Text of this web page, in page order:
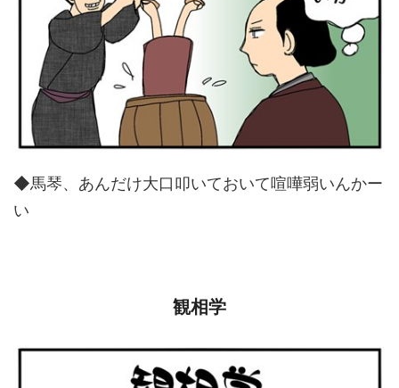
◆馬琴、あんだけ大口叩いておいて喧嘩弱いんかー
い
観相学